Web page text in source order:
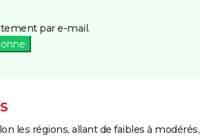
par e-mail.
les régions, allant de faibles à modérés,